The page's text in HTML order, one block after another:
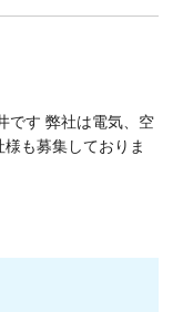
です 弊社は電気、空
も募集しておりま